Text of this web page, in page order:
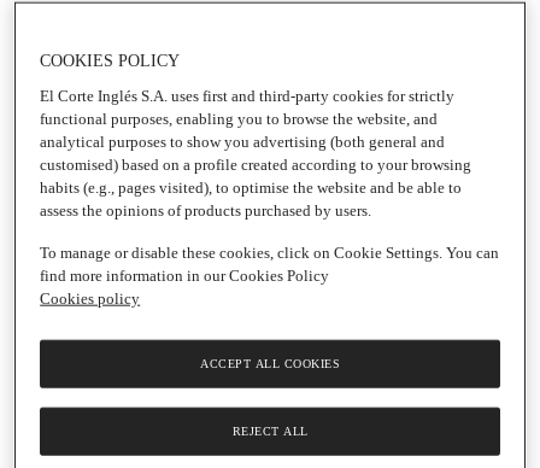
ARROZ BOMBA LA FALLERA
Arroz bomba
Añadir
4,70 € / Kg
6,50 €
6,50 € / Kg
COOKIES POLICY
El Corte Inglés S.A. uses first and third-party cookies for strictly
functional purposes, enabling you to browse the website, and
analytical purposes to show you advertising (both general and
customised) based on a profile created according to your browsing
habits (e.g., pages visited), to optimise the website and be able to
assess the opinions of products purchased by users.
To manage or disable these cookies, click on Cookie Settings. You can
find more information in our Cookies Policy
Cookies policy
REJECT ALL
ACCEPT ALL COOKIES